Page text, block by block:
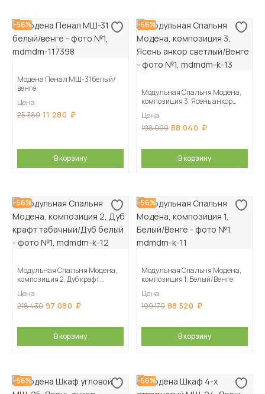
-56%
Модена Пенал МШ-31 белый/
венге
Цена
25 380 11 280
В корзину
-56%
Модульная Спальня Модена,
композиция 3, Ясень анкор
Цена
198 090 88 040
В корзину
-56%
Модульная Спальня Модена,
композиция 2, Дуб крафт
Цена
218 430 97 080
В корзину
-56%
Модульная Спальня Модена,
композиция 1, Белый/Венге
Цена
199 170 88 520
В корзину
-56% -56%